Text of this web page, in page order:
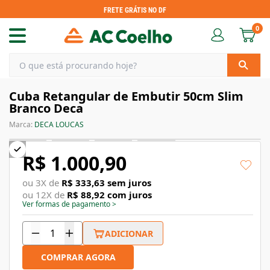
FRETE GRÁTIS NO DF
0
Cuba Retangular de Embutir 50cm Slim
Branco Deca
Marca: DECA LOUCAS
R$ 1.000,90
ou 3X de R$ 333,63 sem juros
ou 12X de R$ 88,92 com juros
Ver formas de pagamento>
ADICIONAR
COMPRAR AGORA